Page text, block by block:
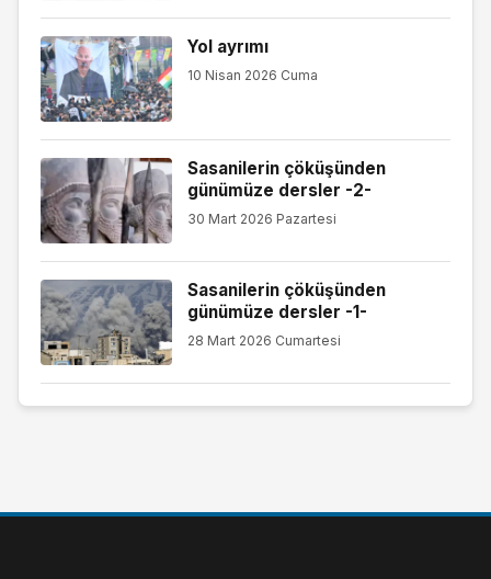
Yol ayrımı
10 Nisan 2026 Cuma
Sasanilerin çöküşünden
günümüze dersler -2-
30 Mart 2026 Pazartesi
Sasanilerin çöküşünden
günümüze dersler -1-
28 Mart 2026 Cumartesi